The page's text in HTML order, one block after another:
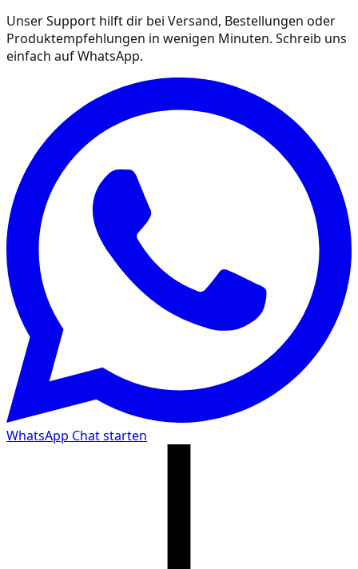
Unser Support hilft dir bei Versand, Bestellungen oder
Produktempfehlungen in wenigen Minuten. Schreib uns
einfach auf WhatsApp.
WhatsApp Chat starten